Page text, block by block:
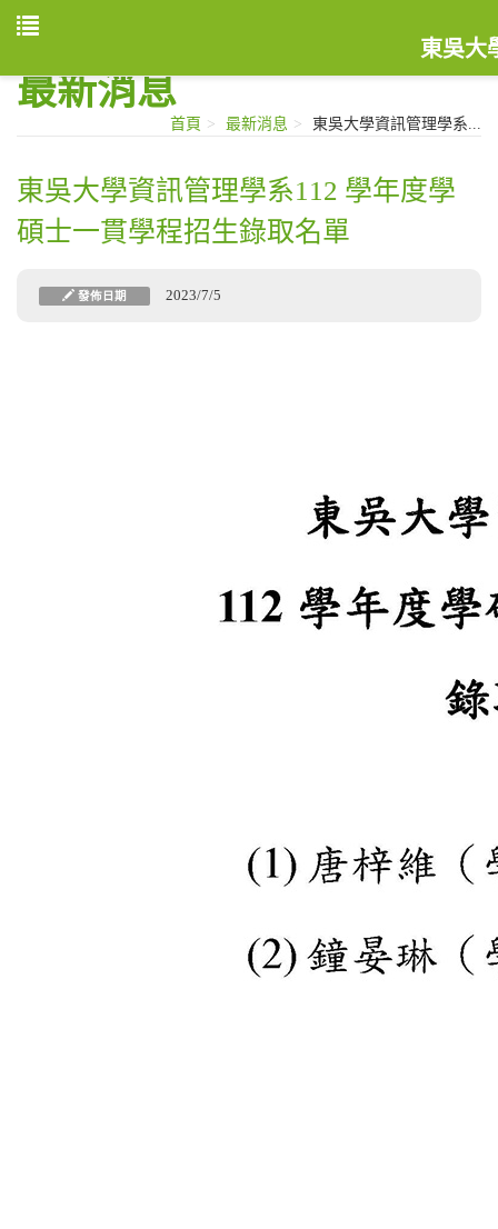
東吳大
最新消息
首頁 最新消息 東吳大學資訊管理學系...
東吳大學資訊管理學系112 學年度學
碩士一貫學程招生錄取名單
發佈日期 2023/7/5